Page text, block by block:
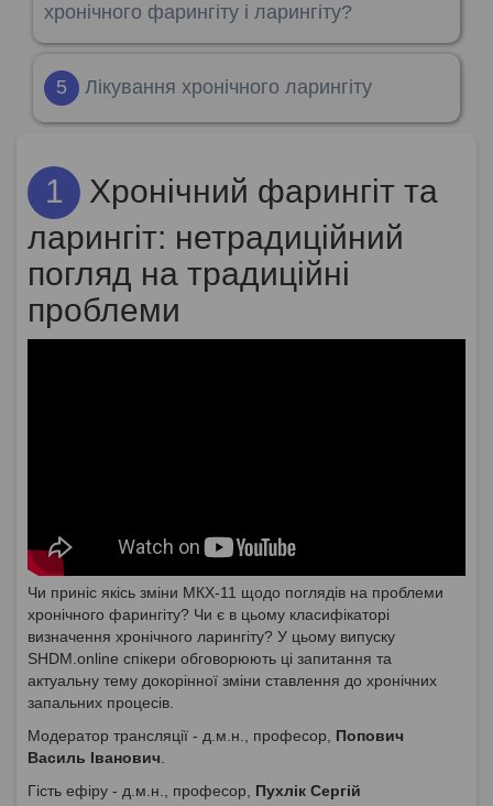
хронічного фарингіту і ларингіту?
5 Лікування хронічного ларингіту
1
Хронічний фарингіт та
ларингіт: нетрадиційний
погляд на традиційні
проблеми
Чи приніс якісь зміни МКХ-11 щодо поглядів на проблеми
хронічного фарингіту? Чи є в цьому класифікаторі
визначення хронічного ларингіту? У цьому випуску
SHDM.online спікери обговорюють ці запитання та
актуальну тему докорінної зміни ставлення до хронічних
запальних процесів.
Модератор трансляції - д.м.н., професор, Попович
Василь Іванович
Гість ефіру - д.м.н., професор, Пухлік Сергій